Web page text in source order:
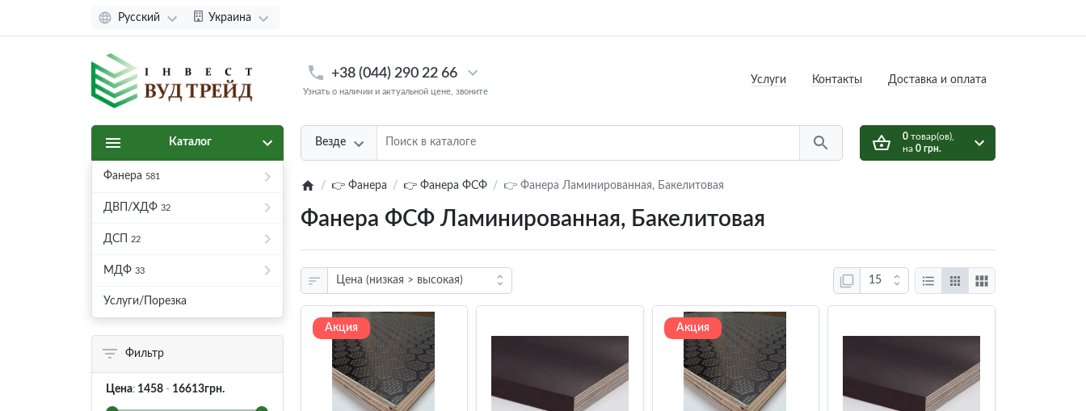
Русский Украина
+38 (044) 290 22 66
Узнать о наличии и актуальной цене, звоните
Везде
Услуги Контакты Доставка и оплата
0товар(ов),
на 0 грн.
Каталог
Фанера 581
ДВП/ХДФ 32
ДСП 22
МДФ 33
Услуги/Порезка
Фильтр
Цена: 1458 - 16613грн.
👉 Фанера 👉 Фанера ФСФ 👉 Фанера Ламинированная, Бакелитовая
Фанера ФСФ Ламинированная, Бакелитовая
Акция Акция